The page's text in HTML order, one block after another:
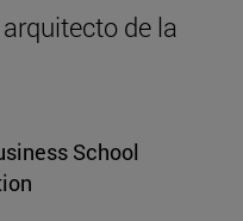
de la
School